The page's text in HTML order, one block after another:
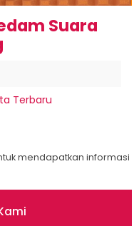
Suara
Terbaru
mendapatkan informasi